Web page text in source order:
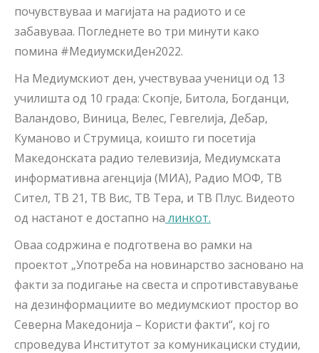
почувствуваа и магијата на радиото и се
забавуваа. Погледнете во три минути како
помина #МедиумскиДен2022.
На Медиумскиот ден, учествуваа ученици од 13
училишта од 10 града: Скопје, Битола, Богданци,
Валандово, Виница, Велес, Гевгелија, Дебар,
Куманово и Струмица, коишто ги посетија
Македонската радио телевизија, Медиумската
информативна агенција (МИА), Радио МОФ, ТВ
Сител, ТВ 21, ТВ Вис, ТВ Тера, и ТВ Плус. Видеото
од настанот е достапно на линкот.
Оваа содржина е подготвена во рамки на
проектот „Употреба на новинарство засновано на
факти за подигање на свеста и спротивставување
на дезинформациите во медиумскиот простор во
Северна Македонија – Користи факти“, кој го
спроведува Институтот за комуникациски студии,